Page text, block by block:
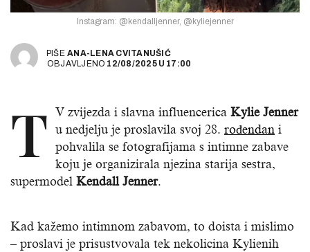
Instagram: @kendalljenner, @kyliejenner
PIŠEANA-LENA CVITANUŠIĆ
OBJAVLJENO 12/08/2025 U 17:00
T V zvijezda i slavna influencerica Kylie Jenner
u nedjelju je proslavila svoj 28. rođendan i
pohvalila se fotografijama s intimne zabave
koju je organizirala njezina starija sestra,
supermodel Kendall Jenner.
Kad kažemo intimnom zabavom, to doista i mislimo
– proslavi je prisustvovala tek nekolicina Kylienih